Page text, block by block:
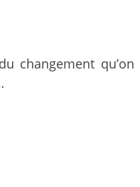
changement qu’on